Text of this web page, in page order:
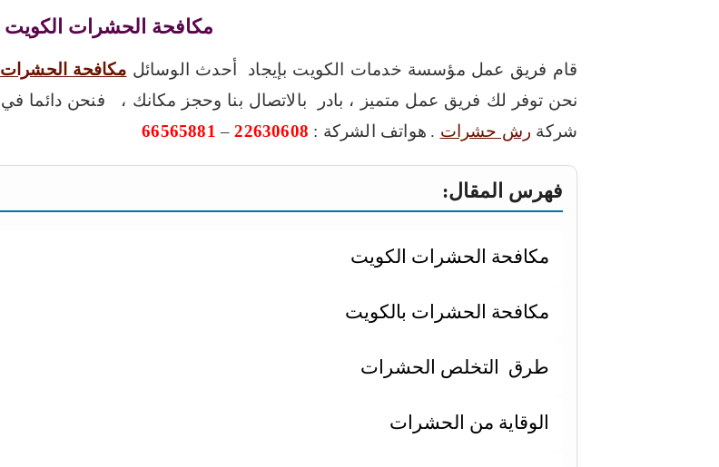
مكافحة الحشرات الكويت
قام فريق عمل مؤسسة خدمات الكويت بإيجاد أحدث الوسائل مكافحة الحشرات
شركة رش حشرات . هواتف الشركة : 22630608
–
66565881
فهرس المقال:
مكافحة الحشرات الكويت
مكافحة الحشرات بالكويت
طرق التخلص الحشرات
الوقاية من الحشرات